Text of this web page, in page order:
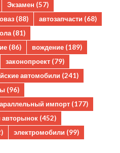
Экзамен (57)
(88) автозапчасти (68)
(81)
(86) вождение (189)
законопроект (79)
автомобили (241)
(96)
импорт (177)
авторынок (452)
электромобили (99)